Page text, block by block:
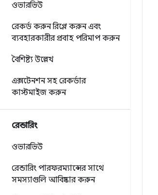
ওভারভিউ
রেকর্ড করুনরিপ্লে করুন এবং
ব্যবহারকারীর প্রবাহ পরিমাপ করুন
বৈশিষ্ট্য উল্লেখ
এক্সটেনশন সহ রেকর্ডার
কাস্টমাইজ করুন
রেন্ডারিং
ওভারভিউ
রেন্ডারিং পারফরম্যান্সের সাথে
সমস্যাগুলি আবিষ্কার করুন